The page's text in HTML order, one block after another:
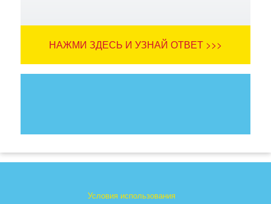
НАЖМИ ЗДЕСЬ И УЗНАЙ ОТВЕТ >>>
Условия использования